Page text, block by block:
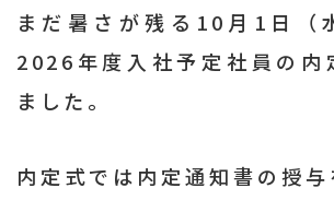
まだ暑さが残る10月1日（
2026年度入社予定社員の内
ました。
内定式では内定通知書の授与